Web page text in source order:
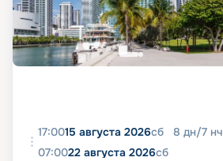
17:0015 августа 2026сб 8 дн/7 нч
07:0022 августа 2026сб